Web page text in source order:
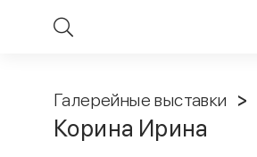
Галерейные выставки
Корина Ирина